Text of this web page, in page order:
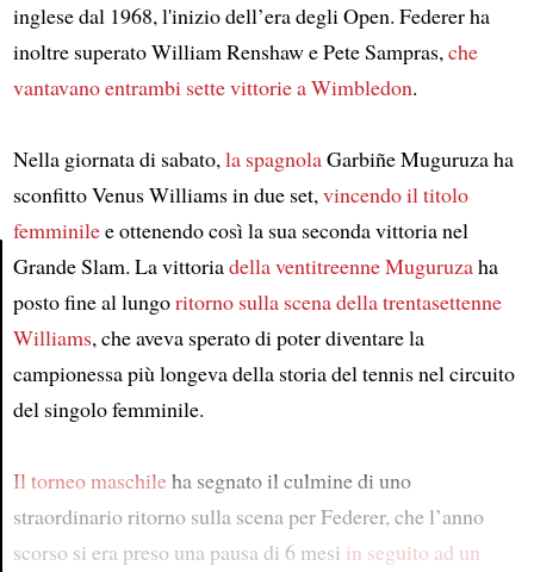
Article
inglese dal 1968, l'inizio dell’era degli Open. Federer ha
inoltre superato William Renshaw e Pete Sampras,che
vantavano entrambi sette vittorie a Wimbledon.
Nella giornata di sabato,la spagnolaGarbiñe Muguruza ha
sconfitto Venus Williams in due set,vincendo il titolo
femminilee ottenendo così la sua seconda vittoria nel
Grande Slam. La vittoriadella ventitreenne Muguruzaha
posto fine al lungoritorno sulla scenadella trentasettenne
Williams, che aveva sperato di poter diventare la
campionessa più longeva della storia del tennis nel circuito
del singolo femminile.
Il torneo maschileha segnato il culmine di uno
straordinario ritorno sulla scena per Federer, che l’anno
scorso si era preso una pausa di 6 mesi in seguito ad un